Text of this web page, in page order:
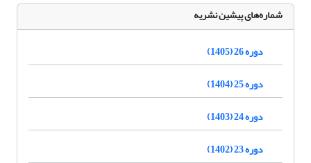
شماره‌های پیشین نشریه
دوره 26 (1405)
دوره 25 (1404)
دوره 24 (1403)
دوره 23 (1402)